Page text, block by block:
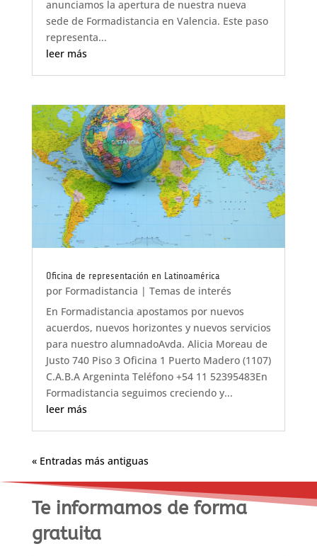
anunciamos la apertura de nuestra nueva
sede de Formadistancia en Valencia. Este paso
representa...
leer más
Oficina de representación en Latinoamérica
por Formadistancia | Temas de interés
En Formadistancia apostamos por nuevos
acuerdos, nuevos horizontes y nuevos servicios
para nuestro alumnadoAvda. Alicia Moreau de
Justo 740 Piso 3 Oficina 1 Puerto Madero (1107)
C.A.B.A Argeninta Teléfono +54 11 52395483En
Formadistancia seguimos creciendo y...
leer más
« Entradas más antiguas
Te informamos de forma
gratuita